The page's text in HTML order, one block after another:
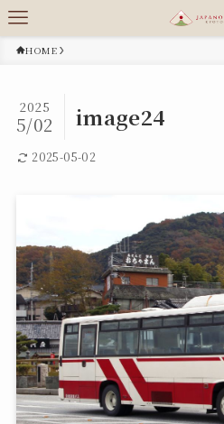
HOME
image24
2025
5/02
2025-05-02